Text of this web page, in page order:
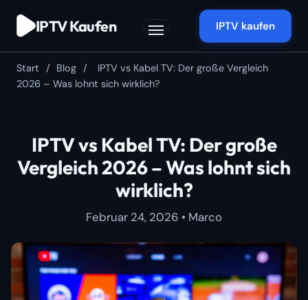
IPTV Kaufen IPTV kaufen
Start / Blog /
IPTV vs Kabel TV: Der große Vergleich
2026 – Was lohnt sich wirklich?
IPTV vs Kabel TV: Der große
Vergleich 2026 – Was lohnt sich
wirklich?
Februar 24, 2026 • Marco